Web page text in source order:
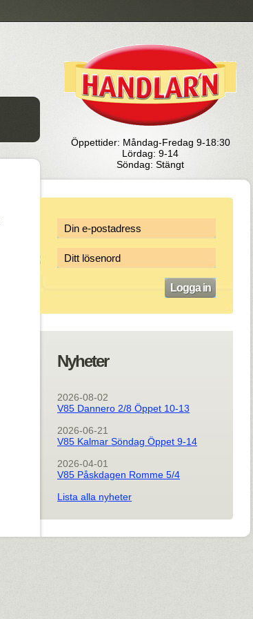
Öppettider: Måndag-Fredag 9-18:30
Lördag: 9-14
Söndag: Stängt
Nyheter
2026-08-02
V85 Dannero 2/8 Öppet 10-13
2026-06-21
V85 Kalmar Söndag Öppet 9-14
2026-04-01
V85 Påskdagen Romme 5/4
Lista alla nyheter